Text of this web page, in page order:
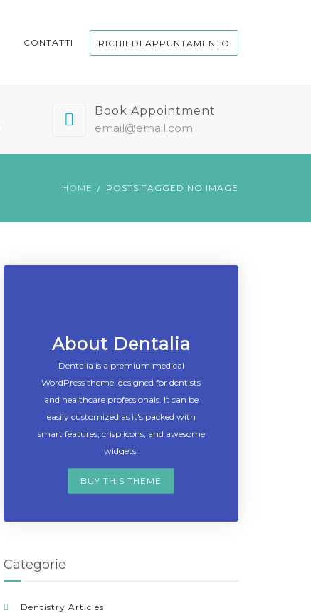
CONTATTI RICHIEDI APPUNTAMENTO
Book Appointment
email@email.com
HOME POSTS TAGGED NO IMAGE
About Dentalia
Dentalia is a premium medical
WordPress theme, designed for dentists
and healthcare professionals. It can be
easily customized as it's packed with
smart features, crisp icons, and awesome
widgets.
BUY THIS THEME
Categorie
Dentistry Articles